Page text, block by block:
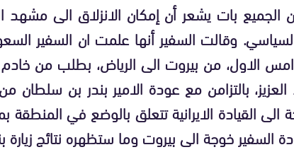
ان الجميع بات يشعر أن إمكان الانزلاق الى مشهد
وقالت السفير أنها علمت ان السفير
الاول، من بيروت الى الرياض، بطلب من خادم
بالتزامن مع عودة الامير بندر بن
الى القيادة الايرانية تتعلق بالوضع في
السفير خوجة الى بيروت وما ستظهره نتائج